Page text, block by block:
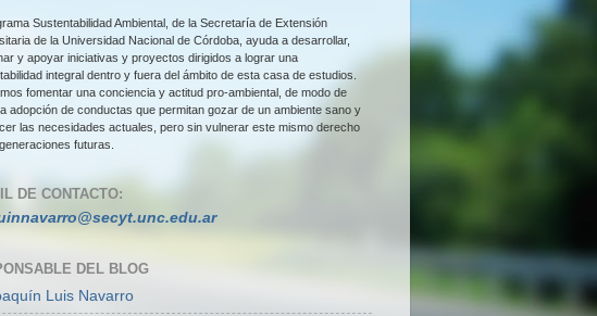
Sustentabilidad Ambiental, de la Secretaría de Extensión
de la Universidad Nacional de Córdoba, ayuda a desarrollar,
y apoyar iniciativas y proyectos dirigidos a lograr una
integral dentro y fuera del ámbito de esta casa de estudios.
fomentar una conciencia y actitud pro-ambiental, de modo de
adopción de conductas que permitan gozar de un ambiente sano y
las necesidades actuales, pero sin vulnerar este mismo derecho
futuras.
DE CONTACTO:
DEL BLOG
Luis Navarro